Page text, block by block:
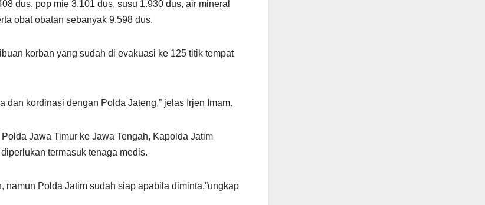
dus, pop mie 3.101 dus, susu 1.930 dus, air mineral
obat obatan sebanyak 9.598 dus.
korban yang sudah di evakuasi ke 125 titik tempat
kordinasi dengan Polda Jateng,” jelas Irjen Imam.
Jawa Timur ke Jawa Tengah, Kapolda Jatim
termasuk tenaga medis.
Polda Jatim sudah siap apabila diminta,”ungkap